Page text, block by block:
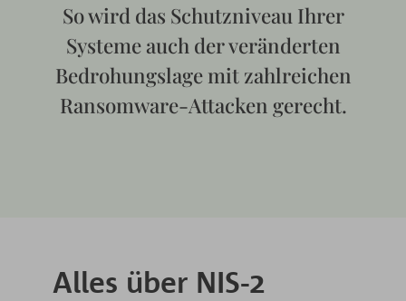
So wird das Schutzniveau Ihrer
Systeme auch der veränderten
Bedrohungslage mit zahlreichen
Ransomware-Attacken gerecht.
Alles über NIS-2